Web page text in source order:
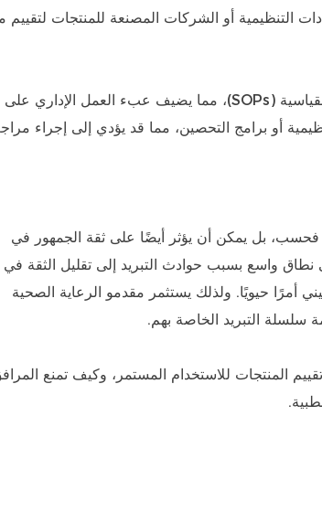
التنظيمية أو الشركات المصنعة للمنتجات لتقييم
تتطلب هذه العملية حفظ السجلات بعناية والالتزام بإجراءات التشغيل القياسية (SOPs)، مما يضيف عبء العمل الإداري على
أو برامج التحصين، مما قد يؤدي إلى إجراء
فحسب، بل يمكن أن يؤثر أيضًا على ثقة الجمهور في
واسع بسبب حوادث التبريد إلى تقليل الثقة في
أمرًا حيويًا. ولذلك يستثمر مقدمو الرعاية الصحية
سلسلة التبريد الخاصة بهم.
المنتجات للاستخدام المستمر، وكيف تمنع